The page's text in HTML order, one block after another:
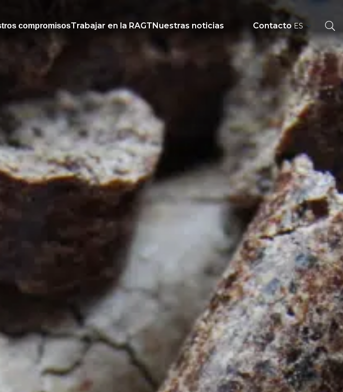
compromisosTrabajar en la RAGTNuestras noticias Contacto